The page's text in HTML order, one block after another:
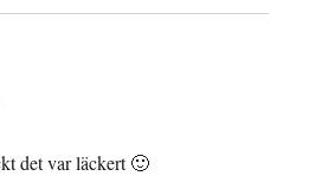
det var läckert 🙂